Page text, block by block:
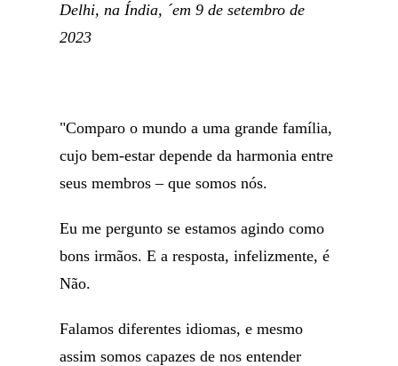
Delhi, na Índia, ´em 9 de setembro de
2023
"Comparo o mundo a uma grande família,
cujo bem-estar depende da harmonia entre
seus membros – que somos nós.
Eu me pergunto se estamos agindo como
bons irmãos. E a resposta, infelizmente, é
Não.
Falamos diferentes idiomas, e mesmo
assim somos capazes de nos entender